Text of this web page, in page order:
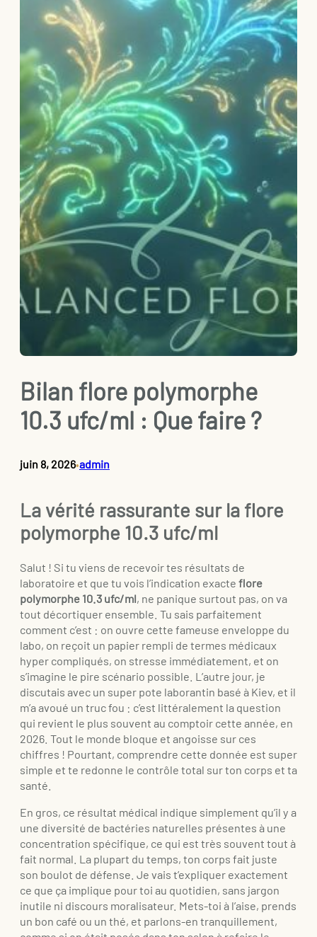
Bilan flore polymorphe
10.3 ufc/ml : Que faire ?
juin 8, 2026•admin
La vérité rassurante sur la flore
polymorphe 10.3 ufc/ml
Salut ! Si tu viens de recevoir tes résultats de
laboratoire et que tu vois l’indication exacte flore
polymorphe 10.3 ufc/ml, ne panique surtout pas, on va
tout décortiquer ensemble. Tu sais parfaitement
comment c’est : on ouvre cette fameuse enveloppe du
labo, on reçoit un papier rempli de termes médicaux
hyper compliqués, on stresse immédiatement, et on
s’imagine le pire scénario possible. L’autre jour, je
discutais avec un super pote laborantin basé à Kiev, et il
m’a avoué un truc fou : c’est littéralement la question
qui revient le plus souvent au comptoir cette année, en
2026. Tout le monde bloque et angoisse sur ces
chiffres ! Pourtant, comprendre cette donnée est super
simple et te redonne le contrôle total sur ton corps et ta
santé.
En gros, ce résultat médical indique simplement qu’il y a
une diversité de bactéries naturelles présentes à une
concentration spécifique, ce qui est très souvent tout à
fait normal. La plupart du temps, ton corps fait juste
son boulot de défense. Je vais t’expliquer exactement
ce que ça implique pour toi au quotidien, sans jargon
inutile ni discours moralisateur. Mets-toi à l’aise, prends
un bon café ou un thé, et parlons-en tranquillement,